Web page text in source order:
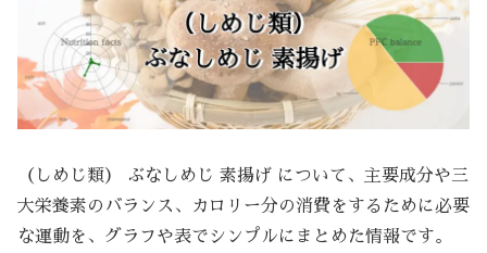
（しめじ類） ぶなしめじ 素揚げ について、主要成分や三
大栄養素のバランス、カロリー分の消費をするために必要
な運動を、グラフや表でシンプルにまとめた情報です。